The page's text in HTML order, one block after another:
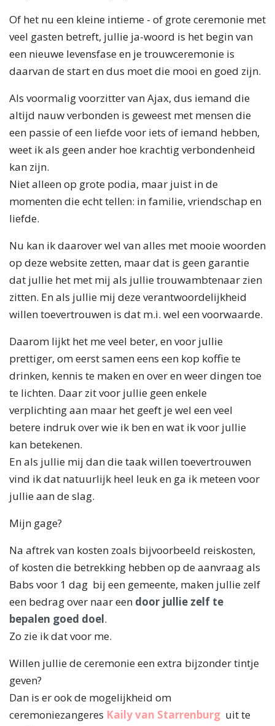
Of het nu een kleine intieme - of grote ceremonie met
veel gasten betreft, jullie ja-woord is het begin van
een nieuwe levensfase en je trouwceremonie is
daarvan de start en dus moet die mooi en goed zijn.
Als voormalig voorzitter van Ajax, dus iemand die
altijd nauw verbonden is geweest met mensen die
een passie of een liefde voor iets of iemand hebben,
weet ik als geen ander hoe krachtig verbondenheid
kan zijn.
Niet alleen op grote podia, maar juist in de
momenten die echt tellen: in familie, vriendschap en
liefde.
Nu kan ik daarover wel van alles met mooie woorden
op deze website zetten, maar dat is geen garantie
dat jullie het met mij als jullie trouwambtenaar zien
zitten. En als jullie mij deze verantwoordelijkheid
willen toevertrouwen is dat m.i. wel een voorwaarde.
Daarom lijkt het me veel beter, en voor jullie
prettiger, om eerst samen eens een kop koffie te
drinken, kennis te maken en over en weer dingen toe
te lichten. Daar zit voor jullie geen enkele
verplichting aan maar het geeft je wel een veel
betere indruk over wie ik ben en wat ik voor jullie
kan betekenen.
En als jullie mij dan die taak willen toevertrouwen
vind ik dat natuurlijk heel leuk en ga ik meteen voor
jullie aan de slag.
Mijn gage?
Na aftrek van kosten zoals bijvoorbeeld reiskosten,
of kosten die betrekking hebben op de aanvraag als
Babs voor 1 dag bij een gemeente, maken jullie zelf
een bedrag over naar een door jullie zelf te
bepalen goed doel.
Zo zie ik dat voor me.
Willen jullie de ceremonie een extra bijzonder tintje
geven?
Dan is er ook de mogelijkheid om
ceremoniezangeres Kaily van Starrenburg uit te